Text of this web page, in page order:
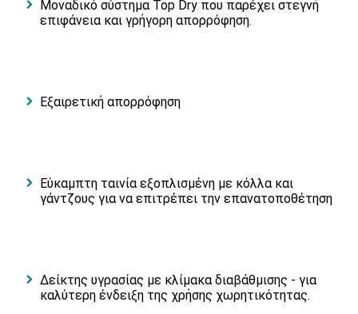
Μοναδικό σύστημα Top Dry που παρέχει στεγνή
επιφάνεια και γρήγορη απορρόφηση.
Εξαιρετική απορρόφηση
Εύκαμπτη ταινία εξοπλισμένη με κόλλα και
γάντζους για να επιτρέπει την επανατοποθέτηση
Δείκτης υγρασίας με κλίμακα διαβάθμισης - για
καλύτερη ένδειξη της χρήσης χωρητικότητας.